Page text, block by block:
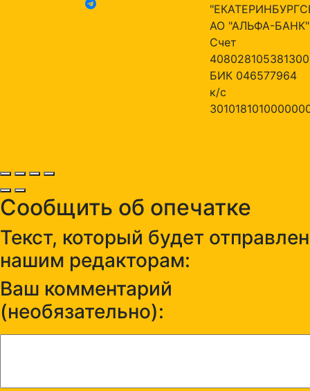
АО "АЛЬФА-БАНК"
Счет
БИК 046577964
к/с
Сообщить об опечатке
Текст, который будет отправлен
нашим редакторам:
Ваш комментарий
(необязательно):